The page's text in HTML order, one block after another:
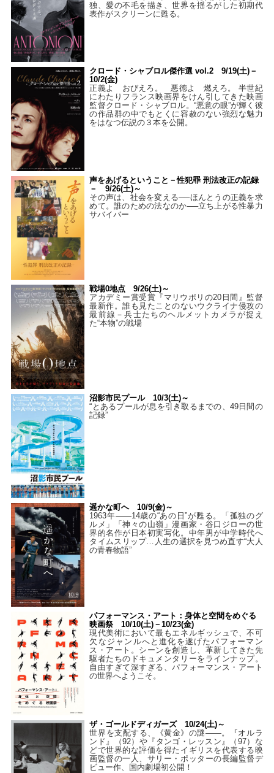
独、愛の不毛を描き、世界を揺るがした初期代
表作がスクリーンに甦る。
クロード・シャブロル傑作選 vol.2 9/19(土)－
10/2(金)
正義よ おびえろ。 悪徳よ 燃えろ。 半世紀
にわたりフランス映画界をけん引してきた映画
監督クロード・シャブロル。“悪意の眼”が輝く彼
の作品群の中でもとくに容赦のない強烈な魅力
をはなつ伝説の３本を公開。
声をあげるということ－性犯罪 刑法改正の記録
－ 9/26(土)～
その声は、社会を変える──ほんとうの正義を求
めて。誰のための法なのか──立ち上がる性暴力
サバイバー
戦場0地点 9/26(土)～
アカデミー賞受賞『マリウポリの20日間』監督
最新作。誰も見たことのないウクライナ侵攻の
最前線－兵士たちのヘルメットカメラが捉え
た“本物”の戦場
沼影市民プール 10/3(土)～
“とあるプールが息を引き取るまでの、49日間の
記録”
遥かな町へ 10/9(金)～
1963年――14歳の“あの日”が甦る。「孤独のグ
ルメ」「神々の山嶺」漫画家・谷口ジローの世
界的名作が日本初実写化。中年男が中学時代へ
タイムスリップ…人生の選択を見つめ直す“大人
の青春物語”
パフォーマンス・アート：身体と空間をめぐる
映画祭 10/10(土)－10/23(金)
現代美術において最もエネルギッシュで、不可
欠なジャンルへと進化を遂げたパフォーマン
ス・アート。シーンを創造し、革新してきた先
駆者たちのドキュメンタリーをラインナップ。
自由すぎて深すぎる、パフォーマンス・アート
の世界へようこそ。
ザ・ゴールドディガーズ 10/24(土)～
世界を支配する、《黄金》の謎――。『オルラ
ンド』（92）や『タンゴ・レッスン』（97）な
どで世界的な評価を得たイギリスを代表する映
画監督の一人、サリー・ポッターの長編監督デ
ビュー作、国内劇場初公開！